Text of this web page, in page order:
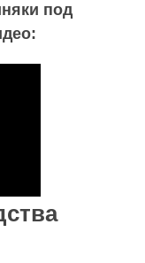
под